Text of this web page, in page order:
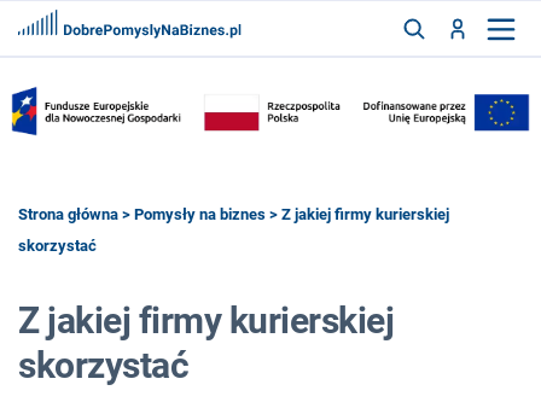
FRANCZYZY
Strona główna > Pomysły na biznes > Z jakiej firmy kurierskiej
skorzystać
Z jakiej firmy kurierskiej
skorzystać